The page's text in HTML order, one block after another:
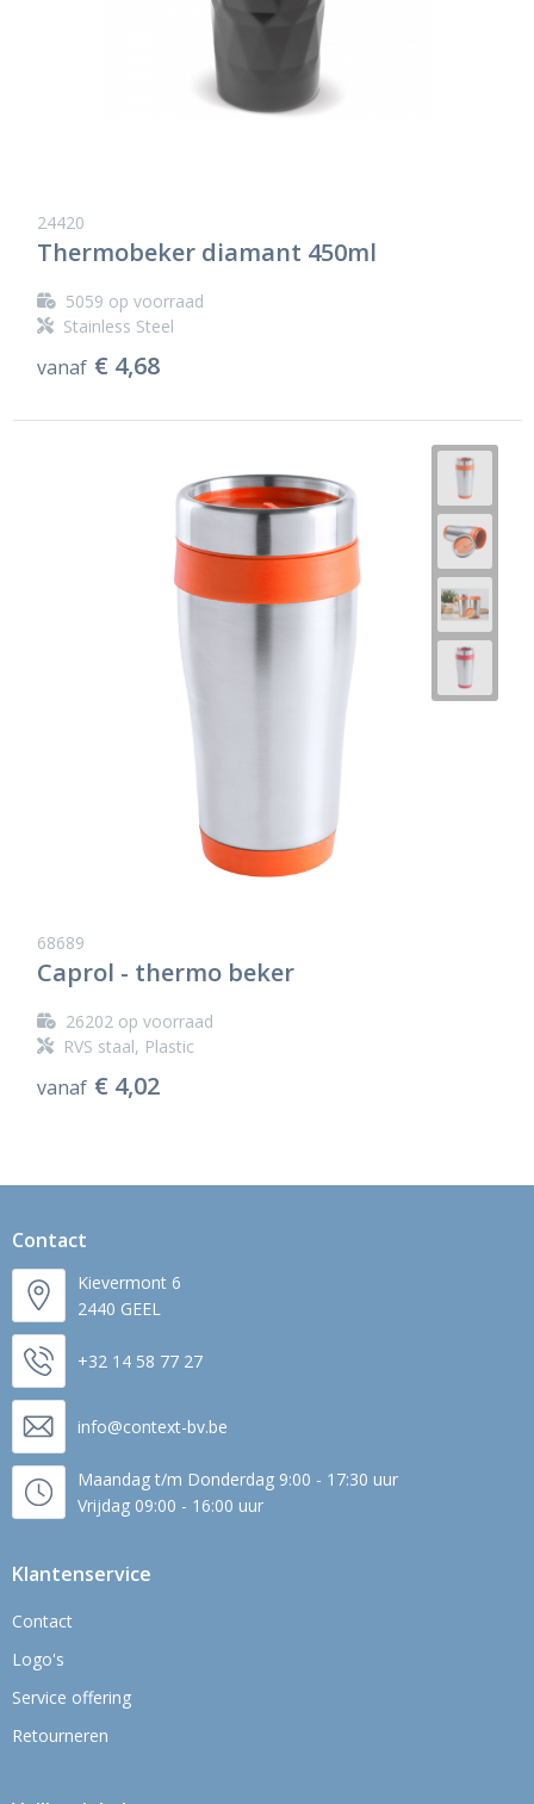
24420
Thermobeker diamant 450ml
5059 op voorraad
Stainless Steel
vanaf € 4,68
68689
Caprol - thermo beker
26202op voorraad
RVS staal, Plastic
vanaf € 4,02
Contact
Kievermont 6
2440 GEEL
+32 14 58 77 27
info@context-bv.be
Maandag t/m Donderdag 9:00 - 17:30 uur
Vrijdag 09:00 - 16:00 uur
Klantenservice
Contact
Logo's
Service offering
Retourneren